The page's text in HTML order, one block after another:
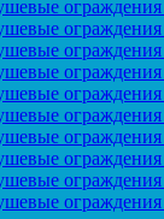
ограждения
ограждения